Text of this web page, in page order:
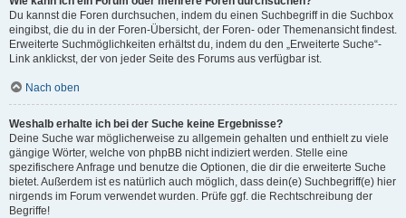
Du kannst die Foren durchsuchen, indem du einen Suchbegriff in die Suchbox
eingibst, die du in der Foren-Übersicht, der Foren- oder Themenansicht findest.
Erweiterte Suchmöglichkeiten erhältst du, indem du den „Erweiterte Suche“-
Link anklickst, der von jeder Seite des Forums aus verfügbar ist.
Nach oben
Weshalb erhalte ich bei der Suche keine Ergebnisse?
Deine Suche war möglicherweise zu allgemein gehalten und enthielt zu viele
gängige Wörter, welche von phpBB nicht indiziert werden. Stelle eine
spezifischere Anfrage und benutze die Optionen, die dir die erweiterte Suche
bietet. Außerdem ist es natürlich auch möglich, dass dein(e) Suchbegriff(e) hier
nirgends im Forum verwendet wurden. Prüfe ggf. die Rechtschreibung der
Begriffe!